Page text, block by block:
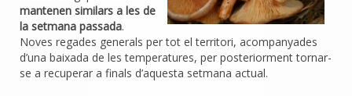
mantenen similars a les de
la setmana passada.
Noves regades generals per tot el territori, acompanyades
d’una baixada de les temperatures, per posteriorment tornar-
se a recuperar a finals d’aquesta setmana actual.